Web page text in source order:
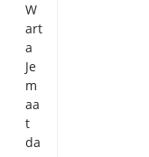
W
art
a
Je
m
aa
t
da